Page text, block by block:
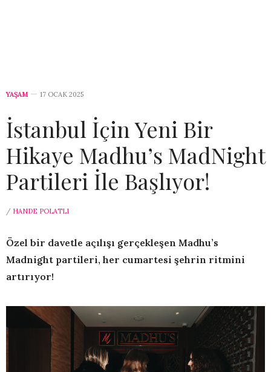
YAŞAM 17 OCAK 2025
İstanbul İçin Yeni Bir
Hikaye Madhu’s MadNight
Partileri İle Başlıyor!
/ HANDE POLATLI
Özel bir davetle açılışı gerçekleşen Madhu’s
Madnight partileri, her cumartesi şehrin ritmini
artırıyor!